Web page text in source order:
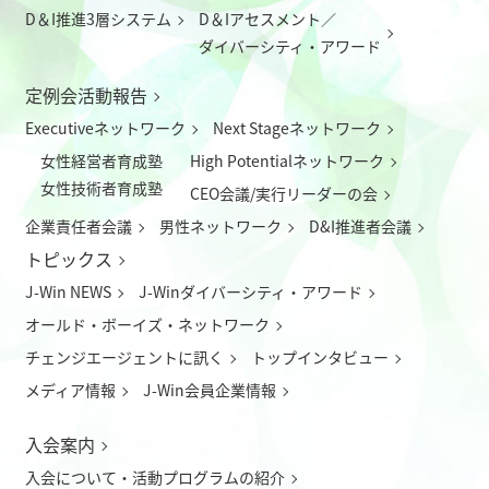
D＆I推進3層システム
D＆Iアセスメント／
ダイバーシティ・アワード
定例会活動報告
Executiveネットワーク
Next Stageネットワーク
女性経営者育成塾
女性技術者育成塾
High Potentialネットワーク
CEO会議/実行リーダーの会
企業責任者会議
男性ネットワーク D&I推進者会議
トピックス
J-Win NEWS
J-Winダイバーシティ・アワード
オールド・ボーイズ・ネットワーク
チェンジエージェントに訊く
トップインタビュー
メディア情報
J-Win会員企業情報
入会案内
入会について ・ 活動プログラムの紹介